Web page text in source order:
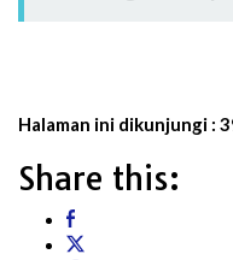
Halaman ini dikunjungi :
Share this: